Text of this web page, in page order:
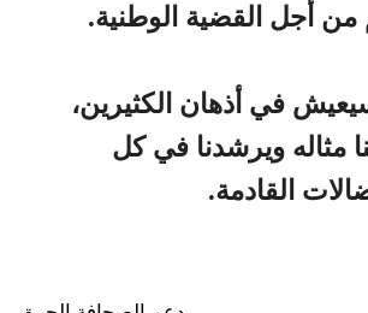
من أجل القضية الوطنية.
في أذهان الكثيرين،
مثاله ويرشدنا في كل
القادمة.